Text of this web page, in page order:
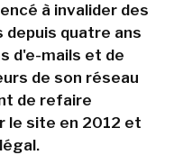
à invalider des
depuis quatre ans
d'e-mails et de
de son réseau
de refaire
le site en 2012 et